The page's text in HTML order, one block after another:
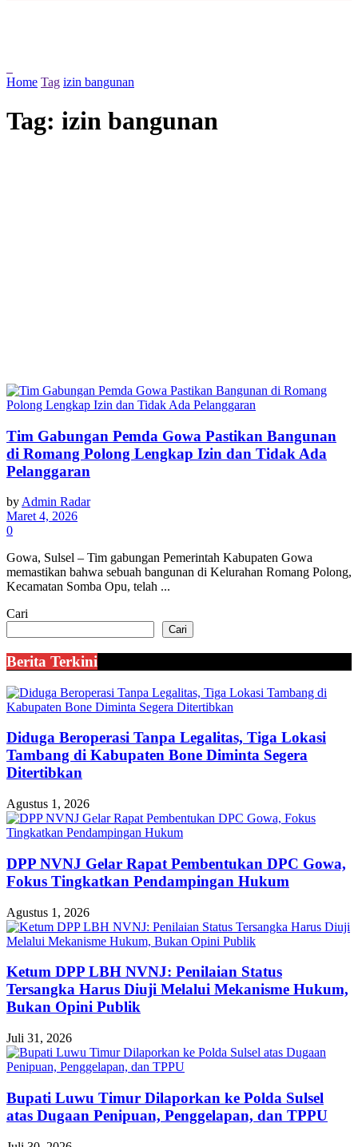
Home Tag izin bangunan
Tag: izin bangunan
Tim Gabungan Pemda Gowa Pastikan Bangunan
di Romang Polong Lengkap Izin dan Tidak Ada
Pelanggaran
by Admin Radar
Maret 4, 2026
0
Gowa, Sulsel – Tim gabungan Pemerintah Kabupaten Gowa
memastikan bahwa sebuah bangunan di Kelurahan Romang Polong,
Kecamatan Somba Opu, telah ...
Cari
Cari
Berita Terkini
Diduga Beroperasi Tanpa Legalitas, Tiga Lokasi
Tambang di Kabupaten Bone Diminta Segera
Ditertibkan
Agustus 1, 2026
DPP NVNJ Gelar Rapat Pembentukan DPC Gowa,
Fokus Tingkatkan Pendampingan Hukum
Agustus 1, 2026
Ketum DPP LBH NVNJ: Penilaian Status
Tersangka Harus Diuji Melalui Mekanisme Hukum,
Bukan Opini Publik
Juli 31, 2026
Bupati Luwu Timur Dilaporkan ke Polda Sulsel
atas Dugaan Penipuan, Penggelapan, dan TPPU